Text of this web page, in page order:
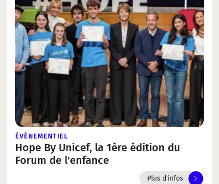
ÉVÈNEMENTIEL
Hope By Unicef, la 1ère édition du
Forum de l'enfance
Plus d'infos